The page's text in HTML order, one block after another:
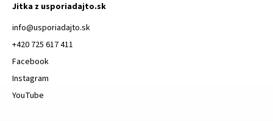
Jitka z usporiadajto.sk
info@usporiadajto.sk
+420 725 617 411
Facebook
Instagram
YouTube